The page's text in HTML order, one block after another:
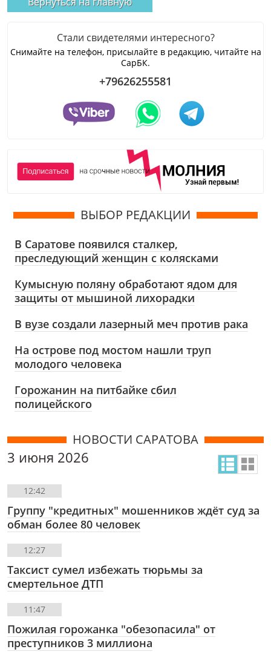
Стали свидетелями интересного?
Снимайте на телефон, присылайте в редакцию, читайте на
СарБК.
+79626255581
ВЫБОР РЕДАКЦИИ
В Саратове появился сталкер,
преследующий женщин с колясками
Кумысную поляну обработают ядом для
защиты от мышиной лихорадки
В вузе создали лазерный меч против рака
На острове под мостом нашли труп
молодого человека
Горожанин на питбайке сбил
полицейского
НОВОСТИ САРАТОВА
3 июня 2026
12:42
Группу "кредитных" мошенников ждёт суд за
обман более 80 человек
12:27
Таксист сумел избежать тюрьмы за
смертельное ДТП
11:47
Пожилая горожанка "обезопасила" от
преступников 3 миллиона